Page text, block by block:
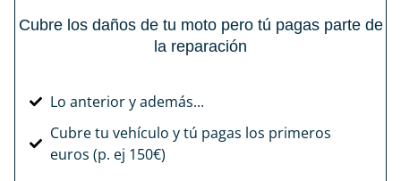
Cubre los daños de tu moto pero tú pagas parte de
la reparación
Lo anterior y además...
Cubre tu vehículo y tú pagas los primeros
euros (p. ej 150€)